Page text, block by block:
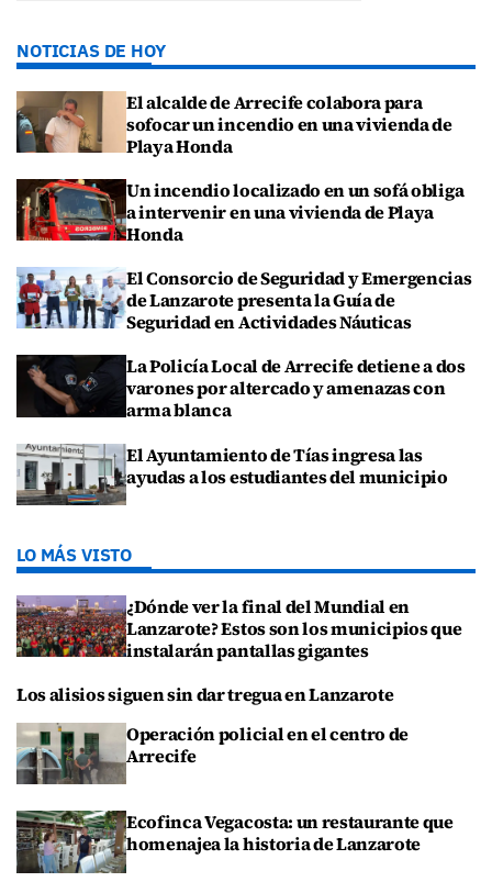
NOTICIAS DE HOY
El alcalde de Arrecife colabora para
sofocar un incendio en una vivienda de
Playa Honda
Un incendio localizado en un sofá obliga
a intervenir en una vivienda de Playa
Honda
El Consorcio de Seguridad y Emergencias
de Lanzarote presenta la Guía de
Seguridad en Actividades Náuticas
La Policía Local de Arrecife detiene a dos
varones por altercado y amenazas con
arma blanca
El Ayuntamiento de Tías ingresa las
ayudas a los estudiantes del municipio
LO MÁS VISTO
¿Dónde ver la final del Mundial en
Lanzarote? Estos son los municipios que
instalarán pantallas gigantes
Los alisios siguen sin dar tregua en Lanzarote
Operación policial en el centro de
Arrecife
Ecofinca Vegacosta: un restaurante que
homenajea la historia de Lanzarote